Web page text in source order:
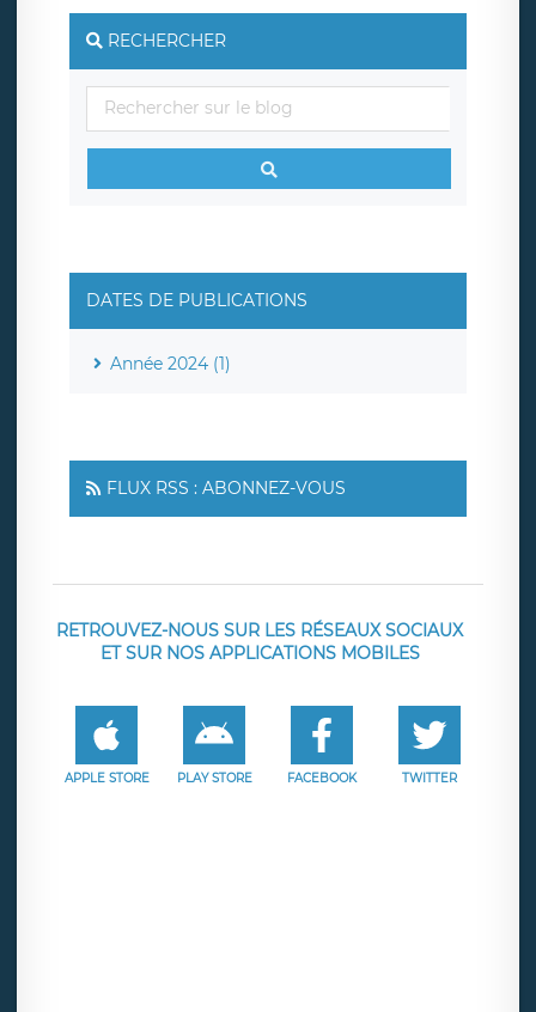
RECHERCHER
DATES DE PUBLICATIONS
Année 2024 (1)
FLUX RSS : ABONNEZ-VOUS
RETROUVEZ-NOUS SUR LES RÉSEAUX SOCIAUX
ET SUR NOS APPLICATIONS MOBILES
APPLE STORE PLAY STORE FACEBOOK TWITTER